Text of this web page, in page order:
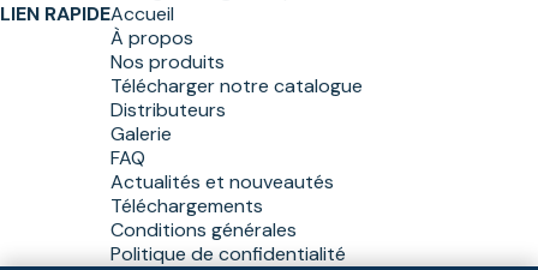
LIEN RAPIDEAccueil
À propos
Nos produits
Télécharger notre catalogue
Distributeurs
Galerie
FAQ
Actualités et nouveautés
Téléchargements
Conditions générales
Politique de confidentialité